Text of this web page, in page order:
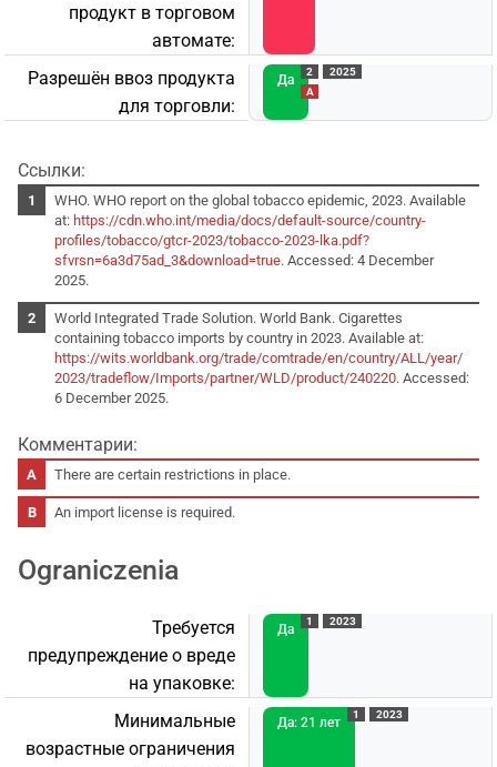
продукт в торговом
автомате:
Разрешён ввоз продукта
для торговли:
Да
2
A
2025
Ссылки:
WHO. WHO report on the global tobacco epidemic, 2023. Available
at: https://cdn.who.int/media/docs/default-source/country-
profiles/tobacco/gtcr-2023/tobacco-2023-lka.pdf?
sfvrsn=6a3d75ad_3&download=true. Accessed: 4 December
2025.
World Integrated Trade Solution. World Bank. Cigarettes
containing tobacco imports by country in 2023. Available at:
https://wits.worldbank.org/trade/comtrade/en/country/ALL/year/
2023/tradeflow/Imports/partner/WLD/product/240220. Accessed:
6 December 2025.
Комментарии:
There are certain restrictions in place.
An import license is required.
Ograniczenia
Требуется
предупреждение о вреде
на упаковке:
Да
1 2023
Минимальные
возрастные ограничения
Да: 21 лет
1 2023